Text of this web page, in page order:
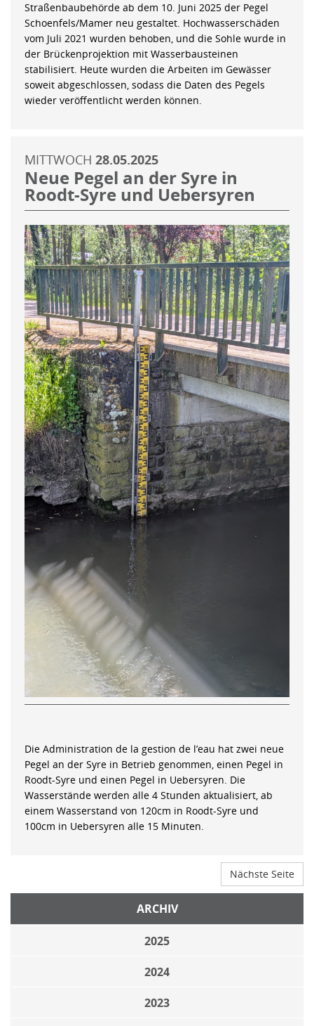
Straßenbaubehörde ab dem 10. Juni 2025 der Pegel
Schoenfels/Mamer neu gestaltet. Hochwasserschäden
vom Juli 2021 wurden behoben, und die Sohle wurde in
der Brückenprojektion mit Wasserbausteinen
stabilisiert. Heute wurden die Arbeiten im Gewässer
soweit abgeschlossen, sodass die Daten des Pegels
wieder veröffentlicht werden können.
MITTWOCH 28.05.2025
Neue Pegel an der Syre in
Roodt-Syre und Uebersyren
Die Administration de la gestion de l’eau hat zwei neue
Pegel an der Syre in Betrieb genommen, einen Pegel in
Roodt-Syre und einen Pegel in Uebersyren. Die
Wasserstände werden alle 4 Stunden aktualisiert, ab
einem Wasserstand von 120cm in Roodt-Syre und
100cm in Uebersyren alle 15 Minuten.
Nächste Seite
ARCHIV
2025
2024
2023